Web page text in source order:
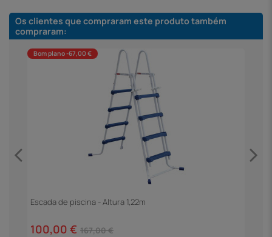
Os clientes que compraram este produto também
compraram:
Bom plano -67,00 €
Escada de piscina - Altura 1,22m
100,00 € 167,00 €